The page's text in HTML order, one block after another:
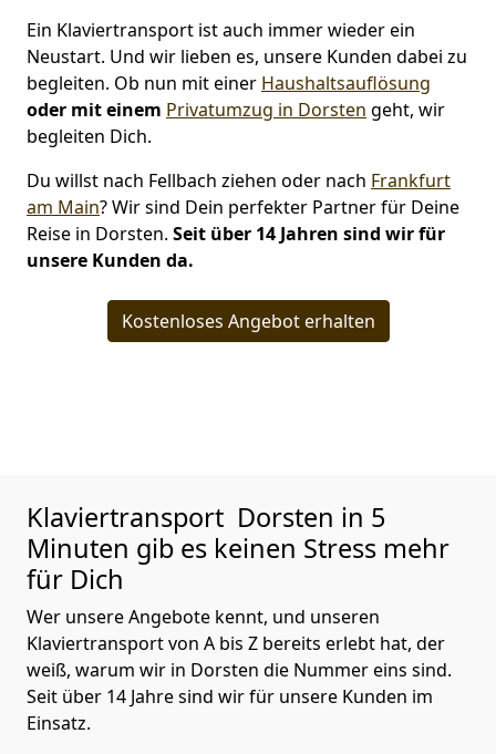
Ein Klaviertransport ist auch immer wieder ein
Neustart. Und wir lieben es, unsere Kunden dabei zu
begleiten. Ob nun mit einer Haushaltsauflösung
oder mit einem Privatumzug in Dorsten geht, wir
begleiten Dich.
Du willst nach Fellbach ziehen oder nach Frankfurt
am Main? Wir sind Dein perfekter Partner für Deine
Reise in Dorsten. Seit über 14 Jahren sind wir für
unsere Kunden da.
Kostenloses Angebot erhalten
Klaviertransport Dorsten in 5
Minuten gib es keinen Stress mehr
für Dich
Wer unsere Angebote kennt, und unseren
Klaviertransport von A bis Z bereits erlebt hat, der
weiß, warum wir in Dorsten die Nummer eins sind.
Seit über 14 Jahre sind wir für unsere Kunden im
Einsatz.